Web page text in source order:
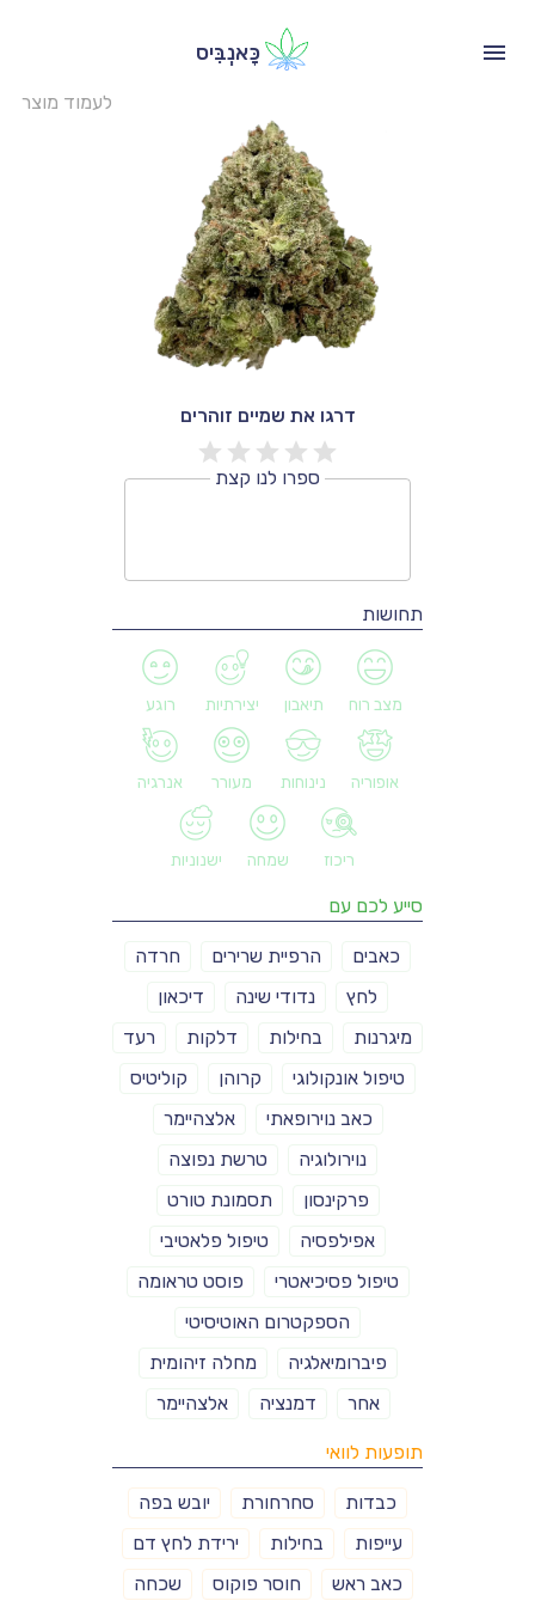
כָּאנְבִּיס
לעמוד מוצר
דרגו את שמיים זוהרים
ספרו לנו קצת
תחושות
מצב רוח תיאבון יצירתיות רוגע
אופוריה נינוחות מעורר אנרגיה
ריכוז שמחה ישנוניות
סייע לכם עם
כאבים הרפיית שרירים
חרדה
לחץ
נדודי שינה
דיכאון
מיגרנות
בחילות דלקות
רעד
טיפול אונקולוגי
קרוהן
קוליטיס
כאב נוירופאתי
אלצהיימר
נוירולוגיה
טרשת נפוצה
פרקינסון
תסמונת טורט
אפילפסיה
טיפול פלאטיבי
טיפול פסיכיאטרי
פוסט טראומה
הספקטרום האוטיסיטי
פיברומיאלגיה
מחלה זיהומית
אחר
דמנציה אלצהיימר
תופעות לוואי
כבדות סחרחורת
יובש בפה
עייפות
בחילות
ירידת לחץ דם
כאב ראש
חוסר פוקוס שכחה